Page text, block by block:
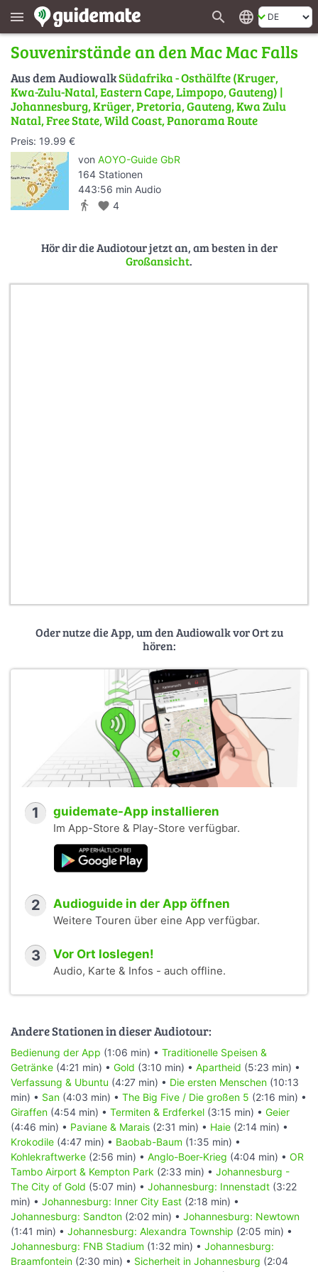
menu search language
Souvenirstände an den Mac Mac Falls
Aus dem AudiowalkSüdafrika - Osthälfte (Kruger,
Kwa-Zulu-Natal, Eastern Cape, Limpopo, Gauteng) |
Johannesburg, Krüger, Pretoria, Gauteng, Kwa Zulu
Natal, Free State, Wild Coast, Panorama Route
Preis: 19.99 €
von AOYO-Guide GbR
164 Stationen
443:56 min Audio
directions_walk favorite 4
Hör dir die Audiotour jetzt an, am besten in der
Großansicht.
Oder nutze die App, um den Audiowalk vor Ort zu
hören:
1 guidemate-App installieren
Im App-Store & Play-Store verfügbar.
2 Audioguide in der App öffnen
Weitere Touren über eine App verfügbar.
3 Vor Ort loslegen!
Audio, Karte & Infos - auch offline.
Andere Stationen in dieser Audiotour:
Bedienung der App (1:06 min) • Traditionelle Speisen &
Getränke (4:21 min) • Gold (3:10 min) • Apartheid (5:23 min) •
Verfassung & Ubuntu (4:27 min) • Die ersten Menschen (10:13
min) • San (4:03 min) • The Big Five / Die großen 5 (2:16 min) •
Giraffen (4:54 min) • Termiten & Erdferkel (3:15 min) • Geier
(4:46 min) • Paviane & Marais (2:31 min) • Haie (2:14 min) •
Krokodile (4:47 min) • Baobab-Baum (1:35 min) •
Kohlekraftwerke (2:56 min) • Anglo-Boer-Krieg (4:04 min) • OR
Tambo Airport & Kempton Park (2:33 min) • Johannesburg -
The City of Gold (5:07 min) • Johannesburg: Innenstadt (3:22
min) • Johannesburg: Inner City East (2:18 min) •
Johannesburg: Sandton (2:02 min) • Johannesburg: Newtown
(1:41 min) • Johannesburg: Alexandra Township (2:05 min) •
Johannesburg: FNB Stadium (1:32 min) • Johannesburg:
Braamfontein (2:30 min) • Sicherheit in Johannesburg (2:04